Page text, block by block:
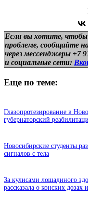
Если вы хотите,
проблеме, сообщайте
через мессенджеры +7
и социальные сети:
Еще по теме:
Глазопротезирование в
губернаторский
Новосибирские студенты
сигналов с тела
За кулисами лошадиного
рассказала о конских